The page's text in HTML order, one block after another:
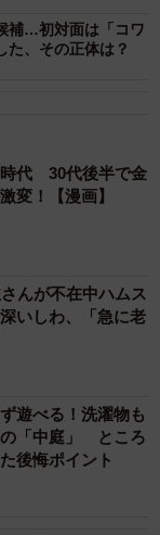
Eさんはいつしか
した。でも、い
中で感覚の変化
慮して番組が作
」と切り捨てる
のせいで、昔の
るのも事実。変
？
補…初対面は「コワ
、その正体は？
時代 30代後半で金
変！【漫画】
んが不在中ハムス
いしわ、「急に老
遊べる！洗濯物も
の「中庭」 ところ
後悔ポイント